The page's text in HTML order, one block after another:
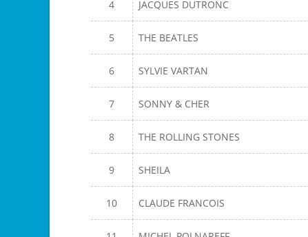
4 JACQUES DUTRONC
5 THE BEATLES
6 SYLVIE VARTAN
7 SONNY & CHER
8 THE ROLLING STONES
9 SHEILA
10 CLAUDE FRANCOIS